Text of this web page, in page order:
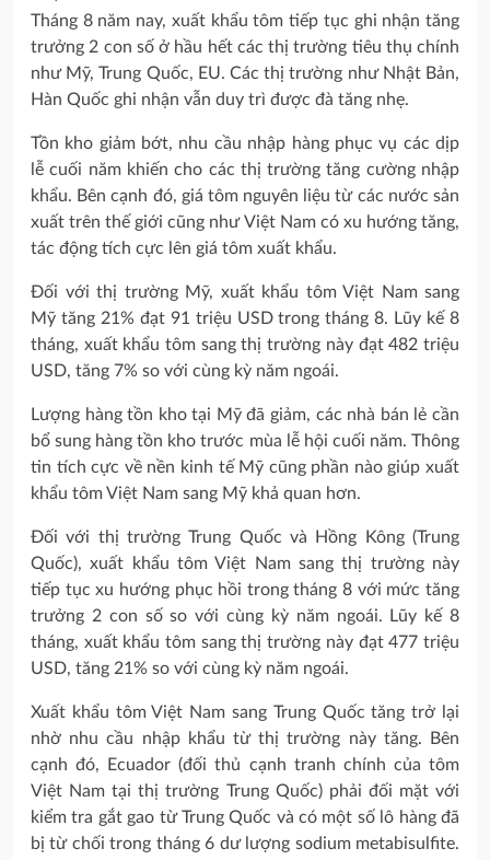
Tháng 8 năm nay, xuất khẩu tôm tiếp tục ghi nhận tăng
trưởng 2 con số ở hầu hết các thị trường tiêu thụ chính
như Mỹ, Trung Quốc, EU. Các thị trường như Nhật Bản,
Hàn Quốc ghi nhận vẫn duy trì được đà tăng nhẹ.
Tồn kho giảm bớt, nhu cầu nhập hàng phục vụ các dịp
lễ cuối năm khiến cho các thị trường tăng cường nhập
khẩu. Bên cạnh đó, giá tôm nguyên liệu từ các nước sản
xuất trên thế giới cũng như Việt Nam có xu hướng tăng,
tác động tích cực lên giá tôm xuất khẩu.
Đối với thị trường Mỹ, xuất khẩu tôm Việt Nam sang
Mỹ tăng 21% đạt 91 triệu USD trong tháng 8. Lũy kế 8
tháng, xuất khẩu tôm sang thị trường này đạt 482 triệu
USD, tăng 7% so với cùng kỳ năm ngoái.
Lượng hàng tồn kho tại Mỹ đã giảm, các nhà bán lẻ cần
bổ sung hàng tồn kho trước mùa lễ hội cuối năm. Thông
tin tích cực về nền kinh tế Mỹ cũng phần nào giúp xuất
khẩu tôm Việt Nam sang Mỹ khả quan hơn.
Đối với thị trường Trung Quốc và Hồng Kông (Trung
Quốc), xuất khẩu tôm Việt Nam sang thị trường này
tiếp tục xu hướng phục hồi trong tháng 8 với mức tăng
trưởng 2 con số so với cùng kỳ năm ngoái. Lũy kế 8
tháng, xuất khẩu tôm sang thị trường này đạt 477 triệu
USD, tăng 21% so với cùng kỳ năm ngoái.
Xuất khẩu tôm Việt Nam sang Trung Quốc tăng trở lại
nhờ nhu cầu nhập khẩu từ thị trường này tăng. Bên
cạnh đó, Ecuador (đối thủ cạnh tranh chính của tôm
Việt Nam tại thị trường Trung Quốc) phải đối mặt với
kiểm tra gắt gao từ Trung Quốc và có một số lô hàng đã
bị từ chối trong tháng 6 dư lượng sodium metabisulfite.